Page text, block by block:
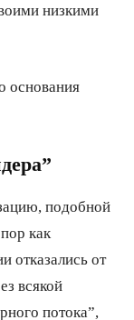
низкими
основания
подобной
как
отказались от
всякой
потока”,